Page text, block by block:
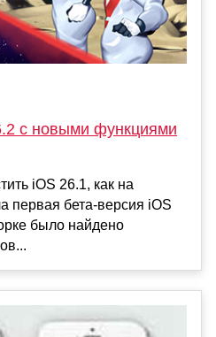
с новыми функциями
iOS 26.1, как на
бета-версия iOS
было найдено